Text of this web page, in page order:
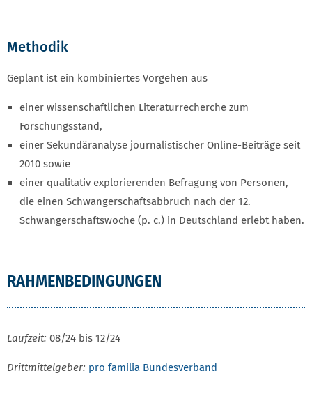
Methodik
Geplant ist ein kombiniertes Vorgehen aus
einer wissenschaftlichen Literaturrecherche zum
Forschungsstand,
einer Sekundäranalyse journalistischer Online-Beiträge seit
2010 sowie
einer qualitativ explorierenden Befragung von Personen,
die einen Schwangerschaftsabbruch nach der 12.
Schwangerschaftswoche (p. c.) in Deutschland erlebt haben.
RAHMENBEDINGUNGEN
Laufzeit: 08/24 bis 12/24
Drittmittelgeber: pro familia Bundesverband